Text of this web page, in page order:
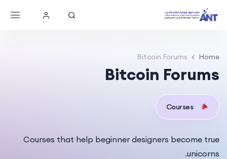
Home
Bitcoin Forums
Bitcoin Forums
Courses
Courses that help beginner designers become true
unicorns.